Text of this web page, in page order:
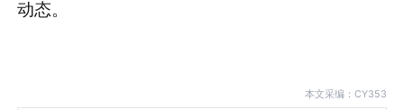
动态。
本文采编：CY353